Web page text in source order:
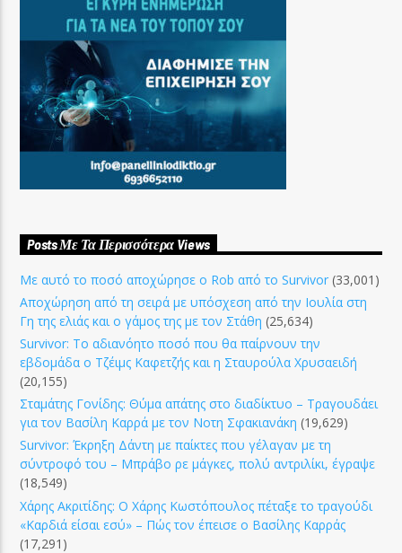
Posts Με Τα Περισσότερα Views
Με αυτό το ποσό αποχώρησε ο Rob από το Survivor (33,001)
Αποχώρηση από τη σειρά με υπόσχεση από την Ιουλία στη
Γη της ελιάς και ο γάμος της με τον Στάθη (25,634)
Survivor: Το αδιανόητο ποσό που θα παίρνουν την
εβδομάδα ο Τζέιμς Καφετζής και η Σταυρούλα Χρυσαειδή
(20,155)
Σταμάτης Γονίδης: Θύμα απάτης στο διαδίκτυο – Τραγουδάει
για τον Βασίλη Καρρά με τον Νοτη Σφακιανάκη (19,629)
Survivor: Έκρηξη Δάντη με παίκτες που γέλαγαν με τη
σύντροφό του – Μπράβο ρε μάγκες, πολύ αντριλίκι, έγραψε
(18,549)
Χάρης Ακριτίδης: Ο Χάρης Κωστόπουλος πέταξε το τραγούδι
«Καρδιά είσαι εσύ» – Πώς τον έπεισε ο Βασίλης Καρράς
(17,291)